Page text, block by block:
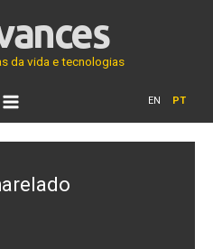
da vida e tecnologias
EN PT